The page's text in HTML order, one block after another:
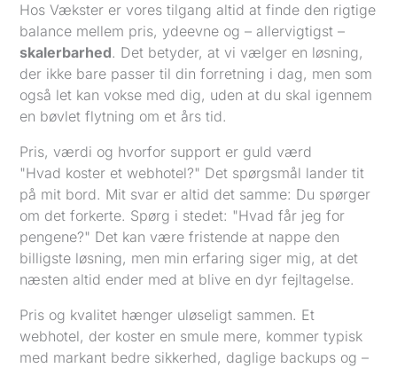
Hos Vækster er vores tilgang altid at finde den rigtige
balance mellem pris, ydeevne og – allervigtigst –
skalerbarhed. Det betyder, at vi vælger en løsning,
der ikke bare passer til din forretning i dag, men som
også let kan vokse med dig, uden at du skal igennem
en bøvlet flytning om et års tid.
Pris, værdi og hvorfor support er guld værd
"Hvad koster et webhotel?" Det spørgsmål lander tit
på mit bord. Mit svar er altid det samme: Du spørger
om det forkerte. Spørg i stedet: "Hvad får jeg for
pengene?" Det kan være fristende at nappe den
billigste løsning, men min erfaring siger mig, at det
næsten altid ender med at blive en dyr fejltagelse.
Pris og kvalitet hænger uløseligt sammen. Et
webhotel, der koster en smule mere, kommer typisk
med markant bedre sikkerhed, daglige backups og –